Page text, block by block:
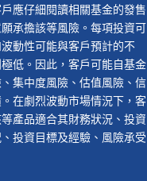
應仔細閱讀相關基金的發售
承擔該等風險。每項投資可
動性可能與客戶預計的不
低。因此，客戶可能自基金
集中度風險、估值風險、信
在劇烈波動市場情況下，客
產品適合其財務狀況、投資
投資目標及經驗、風險承受